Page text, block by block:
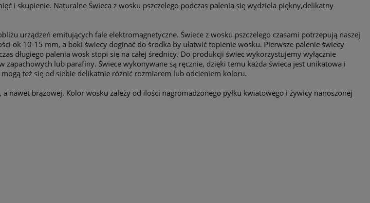
i skupienie. Naturalne Świeca z wosku pszczelego podczas palenia się wydziela piękny,delikatny
urządzeń emitujących fale elektromagnetyczne. Świece z wosku pszczelego czasami potrzepują naszej
ok 10-15 mm, a boki świecy doginać do środka by ułatwić topienie wosku. Pierwsze palenie świecy
długiego palenia wosk stopi się na całej średnicy. Do produkcji świec wykorzystujemy wyłącznie
lub parafiny. Świece wykonywane są ręcznie, dzięki temu każda świeca jest unikatowa i
też się od siebie delikatnie różnić rozmiarem lub odcieniem koloru.
nawet brązowej. Kolor wosku zależy od ilości nagromadzonego pyłku kwiatowego i żywicy nanoszonej